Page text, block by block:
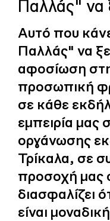
Παλλάς" να
Αυτό που
Παλλάς" να
αφοσίωση
προσωπική
σε κάθε
εμπειρία μας
οργάνωσης
Τρίκαλα, σε
προσοχή μας
διασφαλίζει
είναι